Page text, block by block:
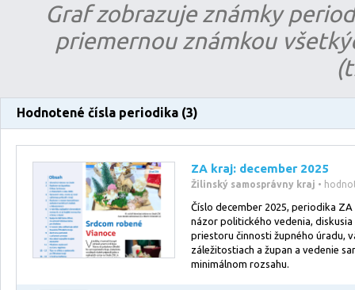
Graf zobrazuje známky
priemernou známkou
Hodnotené čísla periodika (3)
ZA kraj: december 2025
Žilinský samosprávny kraj •
Číslo december 2025, periodika
názor politického vedenia, diskusia
priestoru činnosti župného úradu,
záležitostiach a župan a vedenie
minimálnom rozsahu.